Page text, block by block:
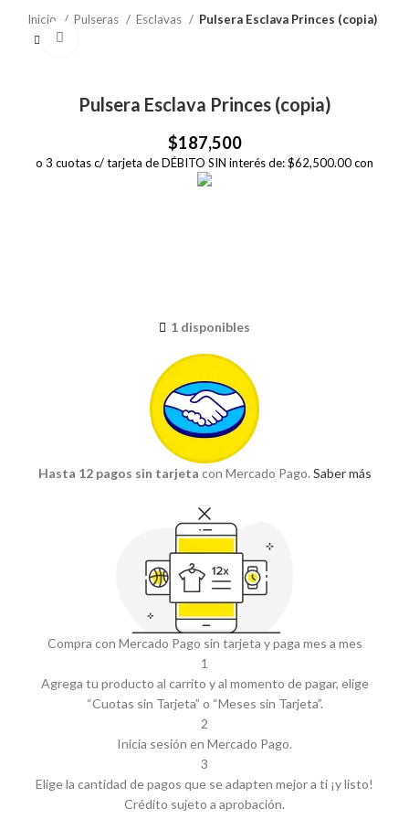
Inicio Pulseras Esclavas Pulsera Esclava Princes (copia)
Pulsera Esclava Princes (copia)
$187,500
o 3 cuotas c/ tarjeta de DÉBITO SIN interés de: $62,500.00 con
1 disponibles
Hasta 12 pagos sin tarjeta con Mercado Pago. Saber más
Compra con Mercado Pago sin tarjeta y paga mes a mes
1
Agrega tu producto al carrito y al momento de pagar, elige
“Cuotas sin Tarjeta” o “Meses sin Tarjeta”.
2
Inicia sesión en Mercado Pago.
3
Elige la cantidad de pagos que se adapten mejor a ti ¡y listo!
Crédito sujeto a aprobación.